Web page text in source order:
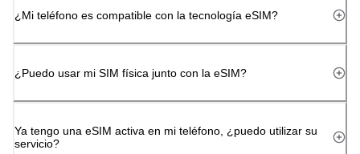
¿Mi teléfono es compatible con la tecnología eSIM?
¿Puedo usar mi SIM física junto con la eSIM?
Ya tengo una eSIM activa en mi teléfono, ¿puedo utilizar su
servicio?